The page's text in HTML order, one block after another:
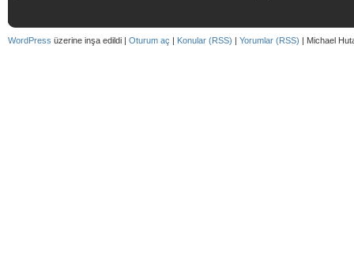
WordPress üzerine inşa edildi | Oturum aç | Konular (RSS) | Yorumlar (RSS) | Michael